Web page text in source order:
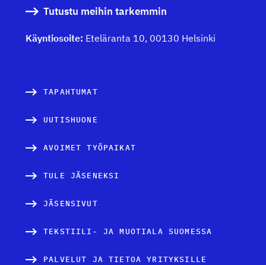
Tutustu meihin tarkemmin
Käyntiosoite: Eteläranta 10, 00130 Helsinki
TAPAHTUMAT
UUTISHUONE
AVOIMET TYÖPAIKAT
TULE JÄSENEKSI
JÄSENSIVUT
TEKSTIILI- JA MUOTIALA SUOMESSA
PALVELUT JA TIETOA YRITYKSILLE